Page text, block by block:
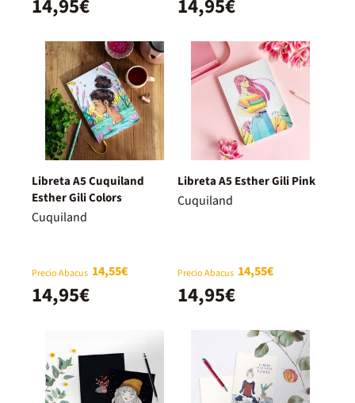
14,95€ 14,95€
Libreta A5 Cuquiland
Esther Gili Colors
Cuquiland
Precio Abacus 14,55€
14,95€
Libreta A5 Esther Gili Pink
Cuquiland
Precio Abacus 14,55€
14,95€